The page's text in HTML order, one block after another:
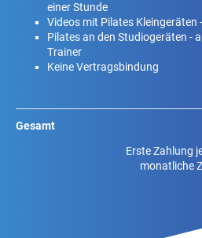
einer Stunde
Videos mit Pilates
Pilates an den Studiogeräten -
Trainer
Keine Vertragsbindung
Gesamt
Erste Zahlung
monatliche